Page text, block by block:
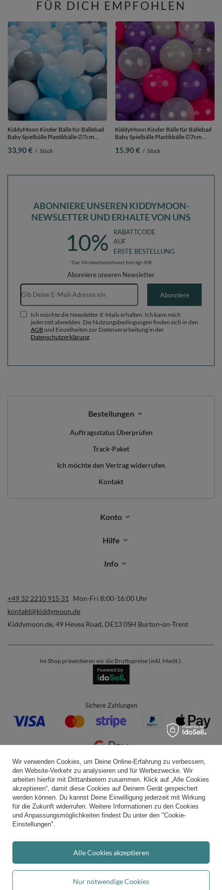
FÜR DICH EMPFOHLEN
KiddyMoon Kinder Bälle für Bällebad
Baby Spielbälle Plastikbälle ∅7cm
Bälle/7cm
33,90 € / Stück
KiddyMoon Kinder Bälle für Bällebad
Baby Spielbälle Plastikbälle ∅7cm
dunkelpink/violett/transparent/grau,
15,90 € / Stück
ABONNIERE UNSEREN KIDDYMOON-
NEWSLETTER UND ERHALTE VON UNS
10%
RABATTCODE
AUF
ERSTE BESTELLUNG
*Der Mindestbestellwert beträgt 40€
Abonniere unseren Newsletter
E-Mail-Adresse
Abonniere
Ich möchte die Newsletter-E-Mails erhalten. Ich kann mich
jederzeit abmelden. Die Nutzungsbedingungen finden sich in den
AGB und Einzelheiten zur Datenverarbeitung in der
Datenschutzerklärung
Bestellungen
Auftragsstatus Überprüfen
Track-Paket
Ich möchte den Vertrag widerrufen
Kontakt
Konto
Hilfe
Info
+49 32 2210 915 31
Mon-Fri 8:00-16:00 Uhr
kontakt@kiddymoon.de
Kiddymoon.de, 49 Hevea Road, DE13 0SH Burton-on-Trent
Im Shop präsentieren wir die Bruttopreise (inkl. MwSt.).
Sichere Zahlungen
Bequeme Lieferung
Du kannst uns vertrauen
Folge uns:
Wir verwenden Cookies, um Deine Online-Erfahrung zu verbessern,
den Website-Verkehr zu analysieren und für Werbezwecke. Wir
arbeiten hierfür mit Drittanbietern zusammen. Klick auf „Alle Cookies
akzeptieren“, damit diese Cookies auf Deinem Gerät gespeichert
werden können. Du kannst Deine Einwilligung jederzeit mit Wirkung
für die Zukunft widerrufen. Weitere Informationen zu den Cookies
und Anpassungsmöglichkeiten findest Du unter den "Cookie-
Einstellungen".
Nur notwendige Cookies
Alle Cookies akzeptieren